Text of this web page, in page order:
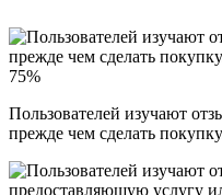
75%
Пользователей изучают
прежде чем сделать